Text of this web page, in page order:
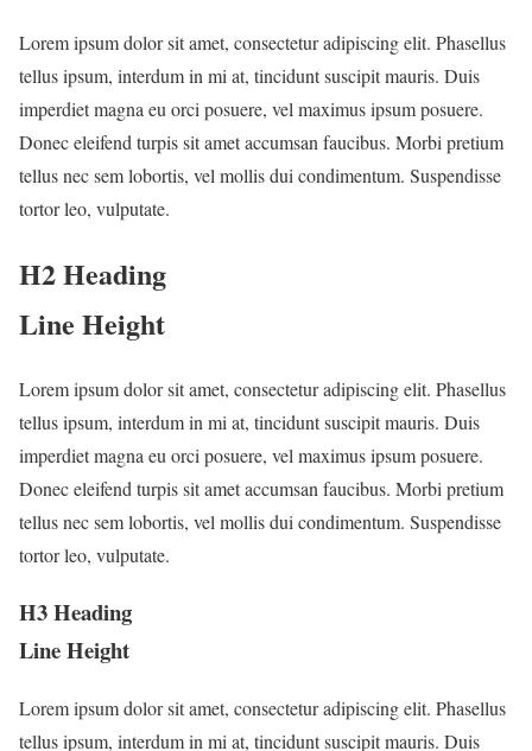
Lorem ipsum dolor sit amet, consectetur adipiscing elit. Phasellus
tellus ipsum, interdum in mi at, tincidunt suscipit mauris. Duis
imperdiet magna eu orci posuere, vel maximus ipsum posuere.
Donec eleifend turpis sit amet accumsan faucibus. Morbi pretium
tellus nec sem lobortis, vel mollis dui condimentum. Suspendisse
tortor leo, vulputate.
H2 Heading
Line Height
Lorem ipsum dolor sit amet, consectetur adipiscing elit. Phasellus
tellus ipsum, interdum in mi at, tincidunt suscipit mauris. Duis
imperdiet magna eu orci posuere, vel maximus ipsum posuere.
Donec eleifend turpis sit amet accumsan faucibus. Morbi pretium
tellus nec sem lobortis, vel mollis dui condimentum. Suspendisse
tortor leo, vulputate.
H3 Heading
Line Height
Lorem ipsum dolor sit amet, consectetur adipiscing elit. Phasellus
tellus ipsum, interdum in mi at, tincidunt suscipit mauris. Duis